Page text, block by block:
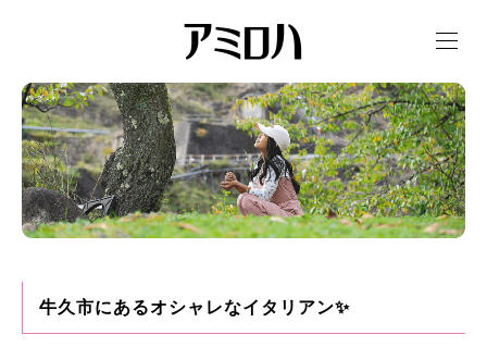
t
g
l
e
n
a
v
i
g
a
t
牛久市にあるオシャレなイタリアン✨